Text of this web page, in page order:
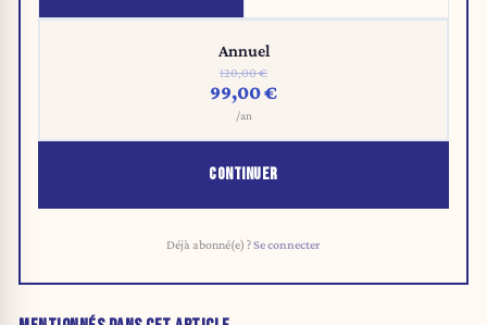
Annuel
120,00 €
99,00 €
/an
CONTINUER
Déjà abonné(e) ?Se connecter